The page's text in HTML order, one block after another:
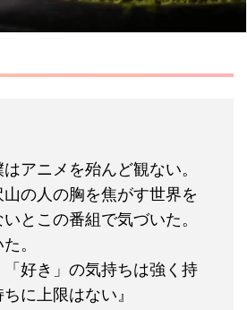
アニメを殆んど観ない。
の人の胸を焦がす世界を
とこの番組で気づいた。
。
「好き」の気持ちは強く持
に上限はない』